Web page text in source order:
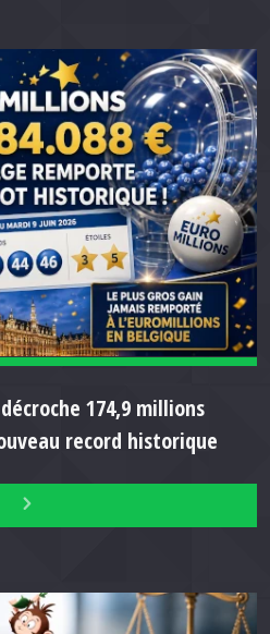
174,9 millions
record historique